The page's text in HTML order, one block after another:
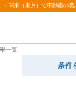
一覧
条件